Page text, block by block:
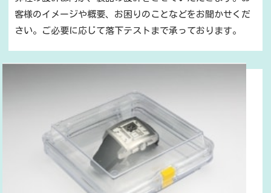
客様のイメージや概要、お困りのことなどをお聞かせくだ
さい。ご必要に応じて落下テストまで承っております。